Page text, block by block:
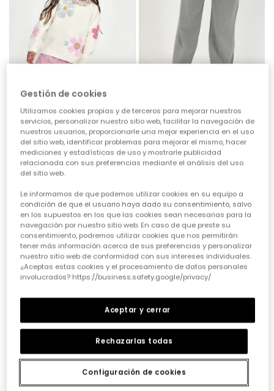
Bermuda polipiel rosa
27,95 €
Pantalón gris niña
29,95 €
Camiseta punto niña beige con letras GREY
Falda punto listada azul marino
32,95 €
Gestión de cookies
Utilizamos cookies propias y de terceros para mejorar nuestros
servicios, personalizar nuestro sitio web, facilitar la navegación de
nuestros usuarios, proporcionarle una mejor experiencia en el uso
del sitio web, identificar problemas para mejorar el mismo, hacer
mediciones y estadísticas de uso y mostrarle publicidad
relacionada con sus preferencias mediante el análisis del uso
del sitio web.
Le informamos de que podemos utilizar cookies en su equipo a
condición de que el usuario haya dado su consentimiento, salvo
en los supuestos en los que las cookies sean necesarias para la
navegación por nuestro sitio web. En caso de que preste su
consentimiento, podremos utilizar cookies que nos permitirán
tener más información acerca de sus preferencias y personalizar
nuestro sitio web de conformidad con sus intereses individuales.
¿Aceptas estas cookies y el procesamiento de datos personales
involucrados? https://business.safety.google/privacy/
Configuración de cookies
Rechazarlas todas
Aceptar y cerrar